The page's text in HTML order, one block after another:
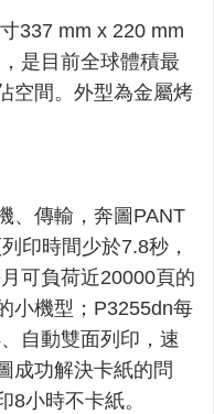
337 mm x 220 mm
是目前全球體積最
空間。外型為金屬烤
、傳輸，奔圖PANT
印時間少於7.8秒，
可負荷近20000頁的
小機型；P3255dn每
自動雙面列印，速
成功解決卡紙的問
8小時不卡紙。